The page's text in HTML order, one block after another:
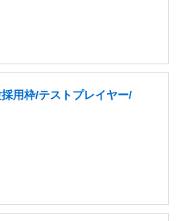
用枠/テストプレイヤー/